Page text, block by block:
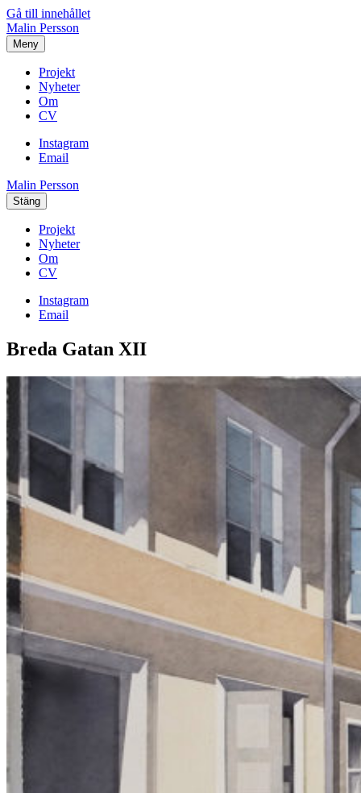
Gå till innehållet
Malin Persson
Meny
Projekt
Nyheter
Om
CV
Instagram
Email
Malin Persson
Stäng
Projekt
Nyheter
Om
CV
Instagram
Email
Breda Gatan XII